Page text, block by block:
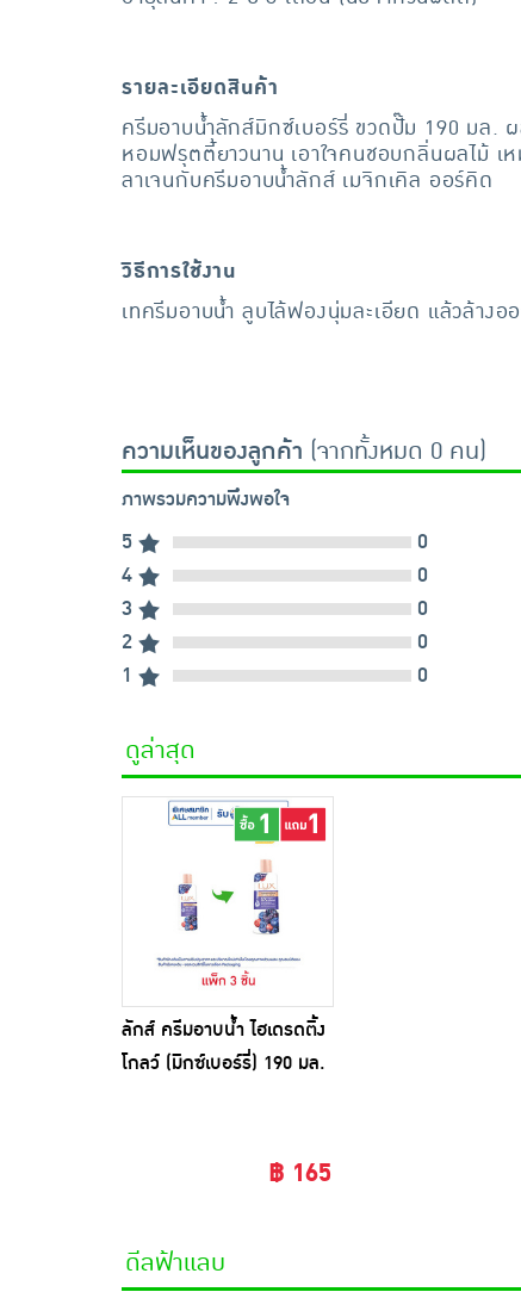
รายละเอียดสินค้า
ครีมอาบน้ำลักส์มิกซ์เบอร์รี่ ขวดปั๊ม 190 มล.
หอมฟรุตตี้ยาวนาน เอาใจคนชอบกลิ่นผลไม้
ลาเจนกับครีมอาบน้ำลักส์ เมจิกเคิล ออร์คิด
วิธีการใช้งาน
เทครีมอาบน้ำ ลูบไล้ฟองนุ่มละเอียด แล้วล้า
ความเห็นของลูกค้า (จากทั้งหมด 0 คน)
ภาพรวมความพึงพอใจ
5
0
4
0
3
0
2
0
1
0
ดูล่าสุด
ลักส์ ครีมอาบน้ำ ไฮเดรดติ้ง
โกลว์ (มิกซ์เบอร์รี่) 190 มล.
฿ 165
ดีลฟ้าแลบ